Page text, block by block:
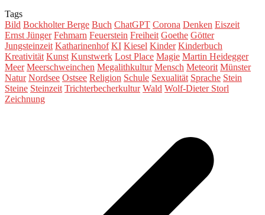
Tags
Bild Bockholter Berge Buch ChatGPT Corona Denken Eiszeit
Ernst Jünger Fehmarn Feuerstein Freiheit Goethe Götter
Jungsteinzeit Katharinenhof KI Kiesel Kinder Kinderbuch
Kreativität Kunst Kunstwerk Lost Place Magie Martin Heidegger
Meer Meerschweinchen Megalithkultur Mensch Meteorit Münster
Natur Nordsee Ostsee Religion Schule Sexualität Sprache Stein
Steine Steinzeit Trichterbecherkultur Wald Wolf-Dieter Storl
Zeichnung